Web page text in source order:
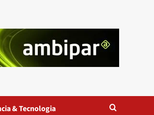
& Tecnologia